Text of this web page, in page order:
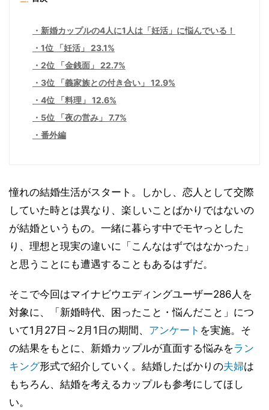
新婚カップルの4人に1人は「妊活」に悩んでいる！
1位 「妊活」 23.1%
2位 「金銭面」 22.7%
3位 「義家族との付き合い」 12.9%
4位 「料理」 12.6%
5位 「夜の営み」 7.7%
番外編
憧れの結婚生活がスタート。しかし、恋人として交際
していた時とは異なり、楽しいことばかりではないの
が結婚というもの。一緒に暮らす中でモヤっとした
り、理想と現実の違いに「こんなはずではなかった」
と思うことにも遭遇することもあるはずだ。
そこで今回はマイナビウエディングユーザー286人を
対象に、「新婚時代、困ったこと・悩んだこと」につ
いて1月27日～2月1日の期間、 アンケート を実施。そ
の結果をもとに、新婚カップルが直面する悩みをラン
キング形式で紹介していく。結婚したばかりの夫婦は
もちろん、結婚を考えるカップルも参考にしてほし
い。